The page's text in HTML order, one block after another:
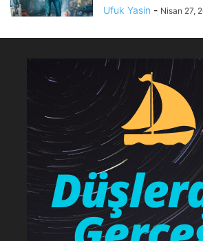
Ufuk Yasin - Nisan 27,